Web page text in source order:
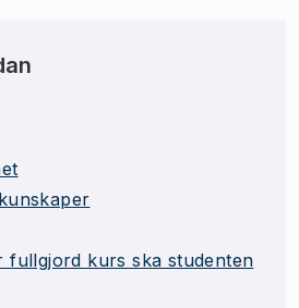
fullgjord kurs ska studenten